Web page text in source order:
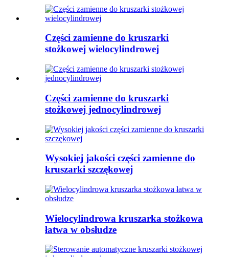
Części zamienne do kruszarki
stożkowej wielocylindrowej
Części zamienne do kruszarki
stożkowej jednocylindrowej
Wysokiej jakości części zamienne do
kruszarki szczękowej
Wielocylindrowa kruszarka stożkowa
łatwa w obsłudze